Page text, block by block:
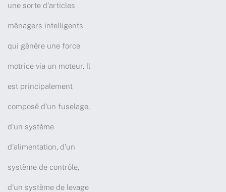
une sorte d'articles
ménagers intelligents
qui génère une force
motrice via un moteur. Il
est principalement
composé d'un fuselage,
d'un système
d'alimentation, d'un
système de contrôle,
d'un système de levage